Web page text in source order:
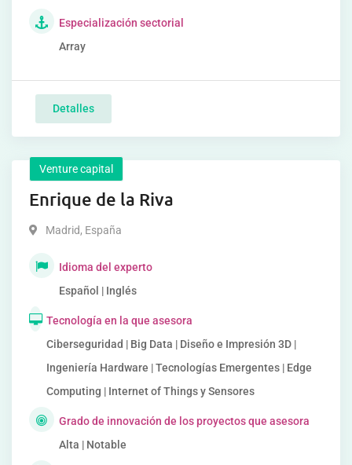
Especialización sectorial
Array
Detalles
Venture capital
Enrique de la Riva
Madrid, España
Idioma del experto
Español | Inglés
Tecnología en la que asesora
Ciberseguridad | Big Data | Diseño e Impresión 3D |
Ingeniería Hardware | Tecnologías Emergentes | Edge
Computing | Internet of Things y Sensores
Grado de innovación de los proyectos que asesora
Alta | Notable